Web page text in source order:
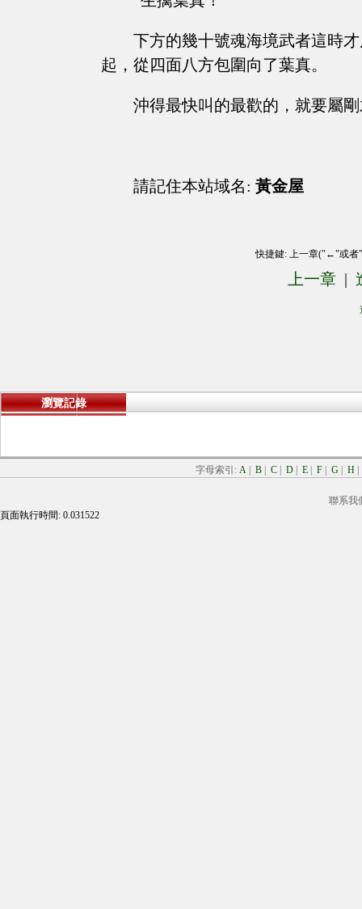
下方的幾十號魂海境武者這時
起，從四面八方包圍向了葉真。
沖得最快叫的最歡的，就要屬
請記住本站域名: 黃金屋
快捷鍵: 上一章("←"或
上一章 |
瀏覽記錄
字母索引: A B C D E F G H
聯系我
頁面執行時間: 0.031522